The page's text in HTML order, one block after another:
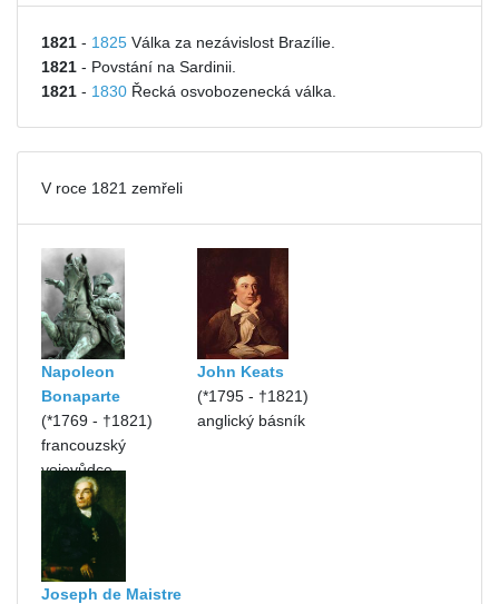
1821 - 1825 Válka za nezávislost Brazílie.
1821 - Povstání na Sardinii.
1821 - 1830 Řecká osvobozenecká válka.
V roce 1821 zemřeli
Napoleon
Bonaparte
(*1769 - †1821)
francouzský
vojevůdce
John Keats
(*1795 - †1821)
anglický básník
Joseph de Maistre